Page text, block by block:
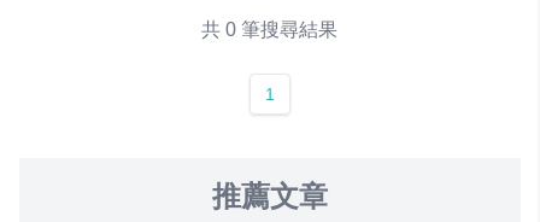
共 0 筆搜尋結果
1
推薦文章